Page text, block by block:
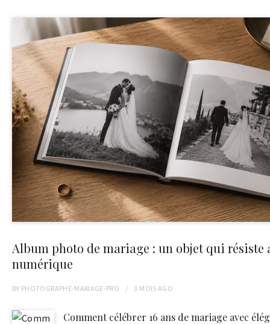
Album photo de mariage : un objet qui résiste
numérique
BY PHOTOGRAPHE-MARIAGE-PRO 3 MOIS AGO
Comment célébrer 16 ans de mariage avec